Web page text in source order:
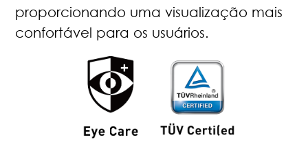
proporcionando uma visualização mais
confortável para os usuários.